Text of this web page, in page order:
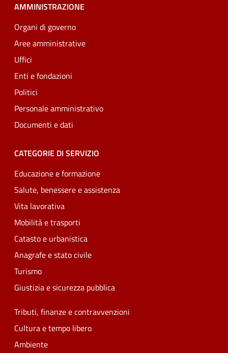
AMMINISTRAZIONE
Organi di governo
Aree amministrative
Uffici
Enti e fondazioni
Politici
Personale amministrativo
Documenti e dati
CATEGORIE DI SERVIZIO
Educazione e formazione
Salute, benessere e assistenza
Vita lavorativa
Mobilità e trasporti
Catasto e urbanistica
Anagrafe e stato civile
Turismo
Giustizia e sicurezza pubblica
Tributi, finanze e contravvenzioni
Cultura e tempo libero
Ambiente